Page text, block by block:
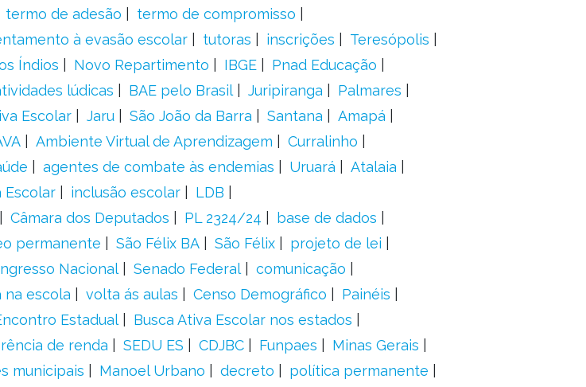
termo de adesão
termo de compromisso
à evasão escolar tutoras inscrições
Teresópolis
Índios Novo Repartimento IBGE
Pnad Educação
lúdicas BAE pelo Brasil Juripiranga
Palmares
Escolar Jaru São João da Barra Santana
Amapá
Ambiente Virtual de Aprendizagem
Curralinho
agentes de combate às endemias Uruará
Atalaia
Escolar inclusão escolar
LDB
Câmara dos Deputados PL 2324/24
base de dados
permanente São Félix BA São Félix
projeto de lei
Nacional Senado Federal
comunicação
na escola volta ás aulas Censo Demográfico
Painéis
Estadual
Busca Ativa Escolar nos estados
de renda SEDU ES CDJBC Funpaes
Minas Gerais
municipais Manoel Urbano decreto
política permanente